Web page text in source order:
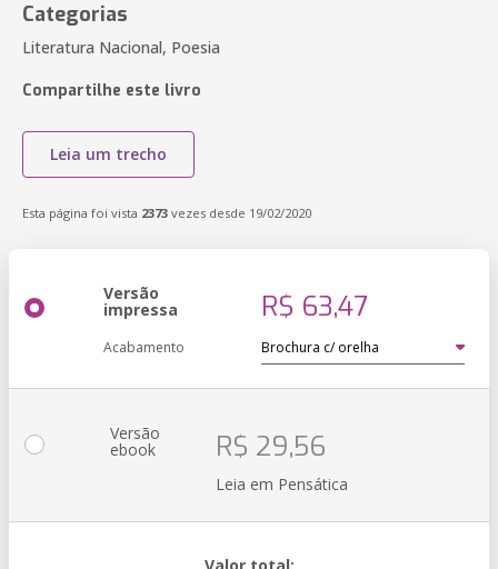
Categorias
Literatura Nacional, Poesia
Compartilhe este livro
Leia um trecho
Esta página foi vista 2373 vezes desde 19/02/2020
Versão
impressa R$ 63,47
Acabamento
Versão
ebook R$ 29,56
Leia em Pensática